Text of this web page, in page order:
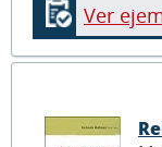
Ver